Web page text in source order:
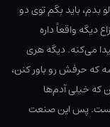
بدم، باید بگم توی دو
دیگه واقعاً داره
می‌کنه. دیگه هری
که حرفش رو باور کنن،
که خیلی آدم‌ها
پس این صنعت